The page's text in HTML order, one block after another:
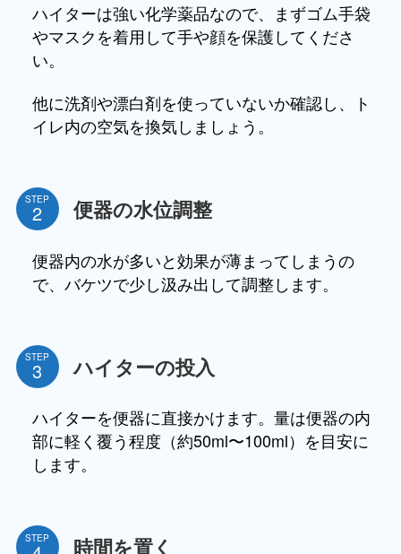
ハイターは強い化学薬品なので、まずゴム手袋
やマスクを着用して手や顔を保護してくださ
い。
他に洗剤や漂白剤を使っていないか確認し、ト
イレ内の空気を換気しましょう。
STEP 便器の水位調整
便器内の水が多いと効果が薄まってしまうの
で、バケツで少し汲み出して調整します。
STEP ハイターの投入
ハイターを便器に直接かけます。量は便器の内
部に軽く覆う程度（約50ml〜100ml）を目安に
します。
STEP 時間を置く